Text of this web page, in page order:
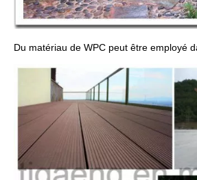
Du matériau de WPC peut être employé